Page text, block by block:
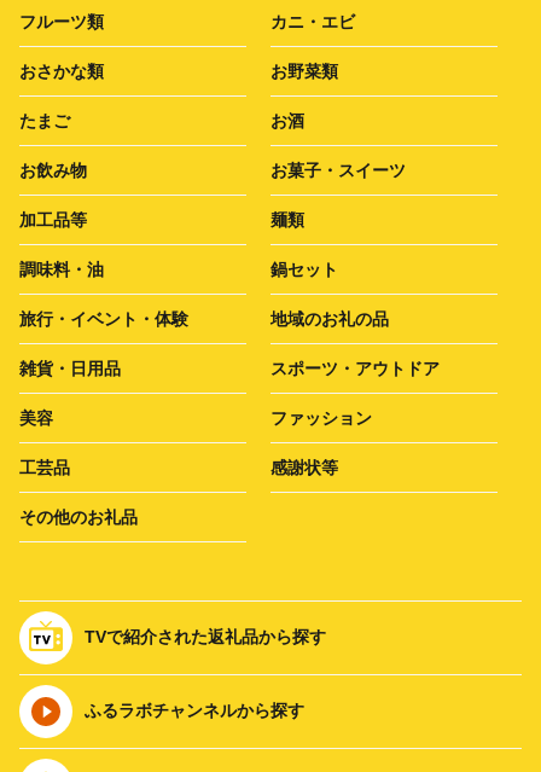
フルーツ類 カニ・エビ
おさかな類 お野菜類
たまご お酒
お飲み物 お菓子・スイーツ
加工品等 麺類
調味料・油 鍋セット
旅行・イベント・体験 地域のお礼の品
雑貨・日用品 スポーツ・アウトドア
美容 ファッション
工芸品 感謝状等
その他のお礼品
TVで紹介された返礼品から探す
ふるラボチャンネルから探す